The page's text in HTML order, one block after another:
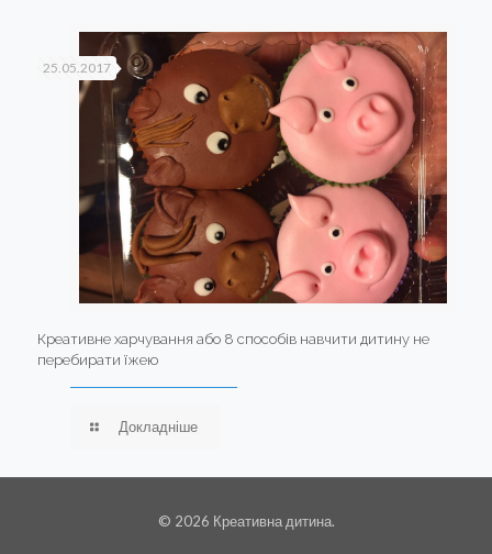
25.05.2017
Креативне харчування або 8 способів навчити дитину не
перебирати їжею
Докладніше
© 2026 Креативна дитина.